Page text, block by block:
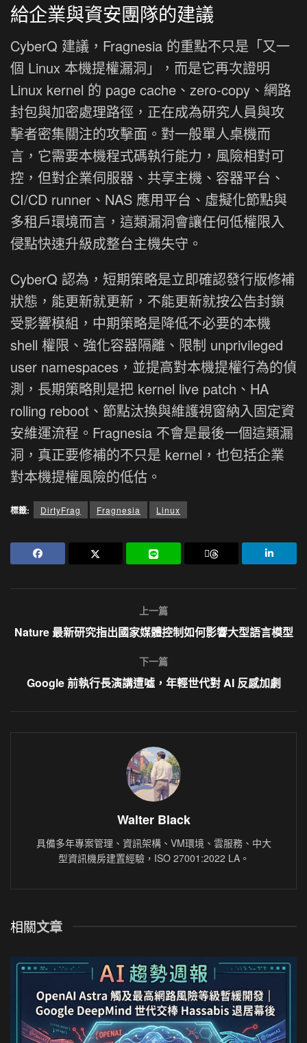
給企業與資安團隊的建議
CyberQ 建議，Fragnesia 的重點不只是「又一
個 Linux 本機提權漏洞」，而是它再次證明
Linux kernel 的 page cache、zero-copy、網路
封包與加密處理路徑，正在成為研究人員與攻
擊者密集關注的攻擊面。對一般單人桌機而
言，它需要本機程式碼執行能力，風險相對可
控，但對企業伺服器、共享主機、容器平台、
CI/CD runner、NAS 應用平台、虛擬化節點與
多租戶環境而言，這類漏洞會讓任何低權限入
侵點快速升級成整台主機失守。
CyberQ 認為，短期策略是立即確認發行版修補
狀態，能更新就更新，不能更新就按公告封鎖
受影響模組，中期策略是降低不必要的本機
shell 權限、強化容器隔離、限制 unprivileged
user namespaces，並提高對本機提權行為的偵
測，長期策略則是把 kernel live patch、HA
rolling reboot、節點汰換與維護視窗納入固定資
安維運流程。Fragnesia 不會是最後一個這類漏
洞，真正要修補的不只是 kernel，也包括企業
對本機提權風險的低估。
標籤: DirtyFrag Fragnesia Linux
上一篇
Nature 最新研究指出國家媒體控制如何影響大型語言模型
下一篇
Google 前執行長演講遭噓，年輕世代對 AI 反感加劇
Walter Black
具備多年專案管理、資訊架構、VM環境、雲服務、中大
型資訊機房建置經驗，ISO 27001:2022 LA。
相關文章